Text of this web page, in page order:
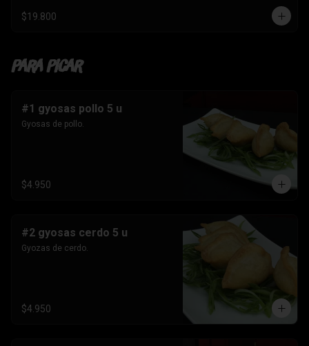
cebollín.
-1 Bebida
    Coca Cola sin azúcar 1.5 ltros
$19.800
Para Picar
#1 gyosas pollo 5 u
Gyosas de pollo.
$4.950
#2 gyosas cerdo 5 u
Gyozas de cerdo.
$4.950